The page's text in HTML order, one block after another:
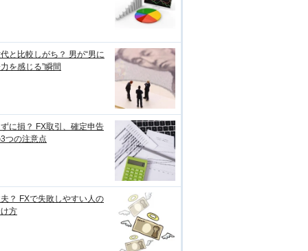
と比較しがち？ 男が“男に
を感じる”瞬間
に損？ FX取引、確定申告
つの注意点
？ FXで失敗しやすい人の
方